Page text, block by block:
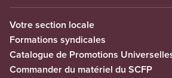
Votre section locale
Formations syndicales
Catalogue de Promotions
Commander du matériel du SCFP